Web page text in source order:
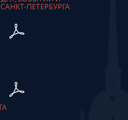
ПЕТЕРБУРГА